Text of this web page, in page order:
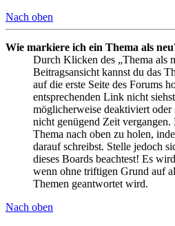
Nach oben
Wie markiere ich ein Thema als
Durch Klicken des „Thema als
Beitragsansicht kannst du das
auf die erste Seite des Forums
entsprechenden Link nicht
möglicherweise deaktiviert
nicht genügend Zeit vergangen.
Thema nach oben zu holen,
darauf schreibst. Stelle jedoch
dieses Boards beachtest! Es
wenn ohne triftigen Grund auf
Themen geantwortet wird.
Nach oben